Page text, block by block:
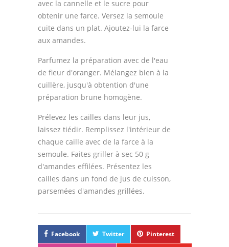
avec la cannelle et le sucre pour
obtenir une farce. Versez la semoule
cuite dans un plat. Ajoutez-lui la farce
aux amandes.
Parfumez la préparation avec de l'eau
de fleur d'oranger. Mélangez bien à la
cuillère, jusqu'à obtention d'une
préparation brune homogène.
Prélevez les cailles dans leur jus,
laissez tiédir. Remplissez l'intérieur de
chaque caille avec de la farce à la
semoule. Faites griller à sec 50 g
d'amandes effilées. Présentez les
cailles dans un fond de jus de cuisson,
parsemées d'amandes grillées.
Facebook Twitter Pinterest